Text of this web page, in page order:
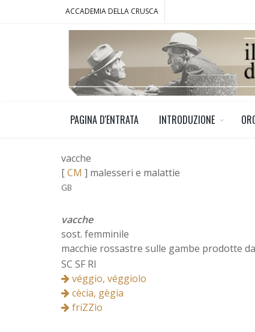
ACCADEMIA DELLA CRUSCA
PAGINA D'ENTRATA INTRODUZIONE
vacche
[CM ] malesseri e malattie
GB
vacche
sost. femminile
macchie rossastre sulle gambe prodotte
SC SF RI
véggio, véggiolo
cècia, gègia
friZZìo